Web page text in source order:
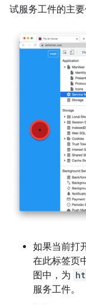
试服务工件的主要
如果当前打
在此标签页
图中，为
服务工件。